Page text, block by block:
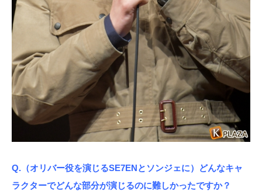
Q.（オリバー役を演じるSE7ENとソンジェに）どんなキャ
ラクターでどんな部分が演じるのに難しかったですか？